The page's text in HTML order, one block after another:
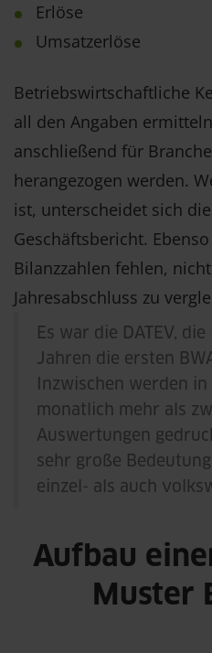
Erlöse
Umsatzerlöse
Betriebswirtschaftliche
all den Angaben
anschließend für
herangezogen werden.
ist, unterscheidet sich
Geschäftsbericht.
Bilanzzahlen fehlen,
Jahresabschluss zu
Es war die DATEV,
Jahren die ersten
Inzwischen werden
monatlich mehr als
Auswertungen
sehr große
einzel- als auch
Aufbau
Muster